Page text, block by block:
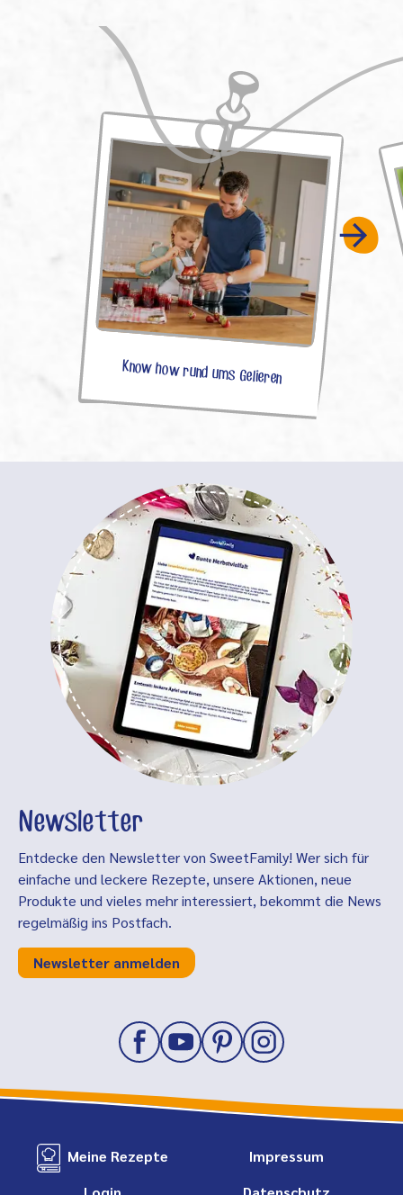
Know how rund ums Gelieren
Newsletter
Entdecke den Newsletter von SweetFamily! Wer sich für
einfache und leckere Rezepte, unsere Aktionen, neue
Produkte und vieles mehr interessiert, bekommt die News
regelmäßig ins Postfach.
Newsletter anmelden
Meine Rezepte
Impressum